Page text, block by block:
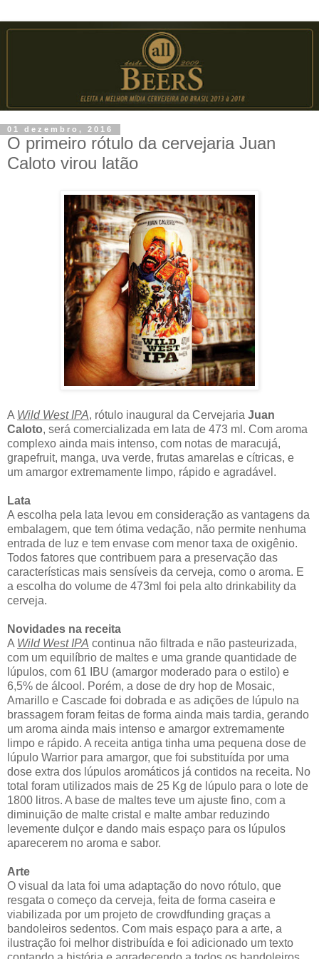
01 dezembro, 2016
O primeiro rótulo da cervejaria Juan
Caloto virou latão
A Wild West IPA, rótulo inaugural da Cervejaria Juan
Caloto, será comercializada em lata de 473 ml. Com aroma
complexo ainda mais intenso, com notas de maracujá,
grapefruit, manga, uva verde, frutas amarelas e cítricas, e
um amargor extremamente limpo, rápido e agradável.
Lata
A escolha pela lata levou em consideração as vantagens da
embalagem, que tem ótima vedação, não permite nenhuma
entrada de luz e tem envase com menor taxa de oxigênio.
Todos fatores que contribuem para a preservação das
características mais sensíveis da cerveja, como o aroma. E
a escolha do volume de 473ml foi pela alto drinkability da
cerveja.
Novidades na receita
A Wild West IPA continua não filtrada e não pasteurizada,
com um equilíbrio de maltes e uma grande quantidade de
lúpulos, com 61 IBU (amargor moderado para o estilo) e
6,5% de álcool. Porém, a dose de dry hop de Mosaic,
Amarillo e Cascade foi dobrada e as adições de lúpulo na
brassagem foram feitas de forma ainda mais tardia, gerando
um aroma ainda mais intenso e amargor extremamente
limpo e rápido. A receita antiga tinha uma pequena dose de
lúpulo Warrior para amargor, que foi substituída por uma
dose extra dos lúpulos aromáticos já contidos na receita. No
total foram utilizados mais de 25 Kg de lúpulo para o lote de
1800 litros. A base de maltes teve um ajuste fino, com a
diminuição de malte cristal e malte ambar reduzindo
levemente dulçor e dando mais espaço para os lúpulos
aparecerem no aroma e sabor.
Arte
O visual da lata foi uma adaptação do novo rótulo, que
resgata o começo da cerveja, feita de forma caseira e
viabilizada por um projeto de crowdfunding graças a
bandoleiros sedentos. Com mais espaço para a arte, a
ilustração foi melhor distribuída e foi adicionado um texto